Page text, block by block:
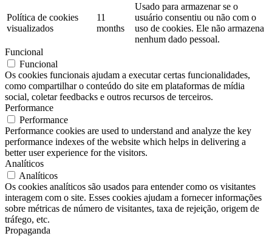
Política de cookies
visualizados
11
months
Usado para armazenar se o
usuário consentiu ou não com o
uso de cookies. Ele não armazena
nenhum dado pessoal.
Funcional
Funcional
Os cookies funcionais ajudam a executar certas funcionalidades,
como compartilhar o conteúdo do site em plataformas de mídia
social, coletar feedbacks e outros recursos de terceiros.
Performance
Performance
Performance cookies are used to understand and analyze the key
performance indexes of the website which helps in delivering a
better user experience for the visitors.
Analíticos
Analíticos
Os cookies analíticos são usados ​​para entender como os visitantes
interagem com o site. Esses cookies ajudam a fornecer informações
sobre métricas de número de visitantes, taxa de rejeição, origem de
tráfego, etc.
Propaganda